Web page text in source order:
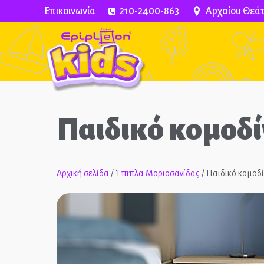
Επικοινωνία 210-2400-863 Αρχαίου
ECONOMY
Παιδικές Κουκέτες
Παιδικό
Αρχική σελίδα /Έπιπλα Μοριοσανίδας / Παιδικό